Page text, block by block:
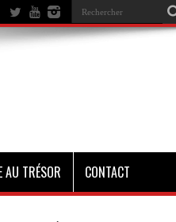
AU TRÉSOR CONTACT